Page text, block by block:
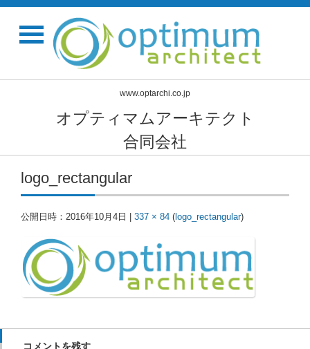
www.optarchi.co.jp
オプティマムアーキテクト
合同会社
logo_rectangular
公開日時： 2016年10月4日 337 × 84 ( logo_rectangular)
コメントを残す